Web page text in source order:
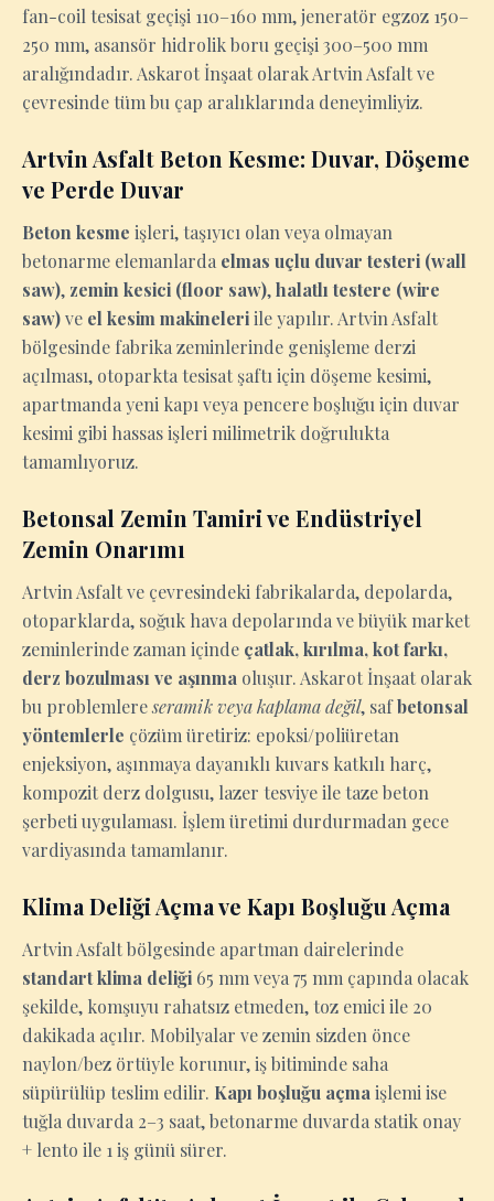
fan-coil tesisat geçişi 110–160 mm, jeneratör egzoz 150–
250 mm, asansör hidrolik boru geçişi 300–500 mm
aralığındadır. Askarot İnşaat olarak Artvin Asfalt ve
çevresinde tüm bu çap aralıklarında deneyimliyiz.
Artvin Asfalt Beton Kesme: Duvar, Döşeme
ve Perde Duvar
Beton kesme işleri, taşıyıcı olan veya olmayan
betonarme elemanlarda elmas uçlu duvar testeri (wall
saw), zemin kesici (floor saw),halatlı testere (wire
saw)ve el kesim makineleriile yapılır. Artvin Asfalt
bölgesinde fabrika zeminlerinde genişleme derzi
açılması, otoparkta tesisat şaftı için döşeme kesimi,
apartmanda yeni kapı veya pencere boşluğu için duvar
kesimi gibi hassas işleri milimetrik doğrulukta
tamamlıyoruz.
Betonsal Zemin Tamiri ve Endüstriyel
Zemin Onarımı
Artvin Asfalt ve çevresindeki fabrikalarda, depolarda,
otoparklarda, soğuk hava depolarında ve büyük market
zeminlerinde zaman içinde çatlak, kırılma, kot farkı,
derz bozulması ve aşınma oluşur. Askarot İnşaat olarak
bu problemlereseramik veya kaplama değil, safbetonsal
yöntemlerle çözüm üretiriz: epoksi/poliüretan
enjeksiyon, aşınmaya dayanıklı kuvars katkılı harç,
kompozit derz dolgusu, lazer tesviye ile taze beton
şerbeti uygulaması. İşlem üretimi durdurmadan gece
vardiyasında tamamlanır.
Klima Deliği Açma ve Kapı Boşluğu Açma
Artvin Asfalt bölgesinde apartman dairelerinde
standart klima deliği 65 mm veya 75 mm çapında olacak
şekilde, komşuyu rahatsız etmeden, toz emici ile 20
dakikada açılır. Mobilyalar ve zemin sizden önce
naylon/bez örtüyle korunur, iş bitiminde saha
süpürülüp teslim edilir. Kapı boşluğu açma işlemi ise
tuğla duvarda 2–3 saat, betonarme duvarda statik onay
+ lento ile 1 iş günü sürer.